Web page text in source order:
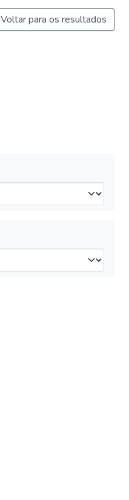
Voltar para os resultados